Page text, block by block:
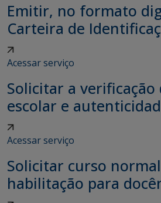
Emitir, no formato
Carteira de
Acessar serviço
Solicitar a verificação
escolar e
Acessar serviço
Solicitar curso
habilitação para